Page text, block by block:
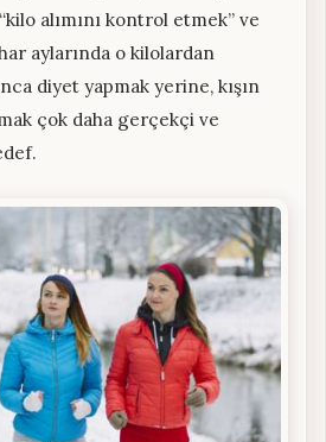
alımını kontrol etmek” ve
aylarında o kilolardan
diyet yapmak yerine, kışın
çok daha gerçekçi ve